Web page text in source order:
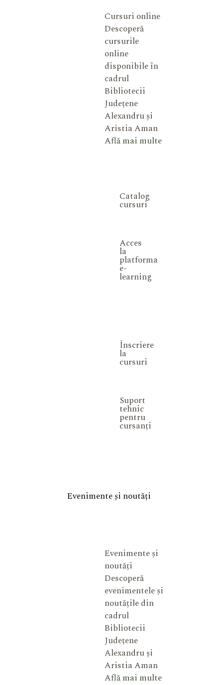
Cursuri online
Descoperă
cursurile
online
disponibile în
cadrul
Bibliotecii
Județene
Alexandru și
Aristia Aman
Află mai multe
Catalog
cursuri
Acces
la
platforma
e-
learning
Înscriere
la
cursuri
Suport
tehnic
pentru
cursanți
Evenimente și noutăți
Evenimente și
noutăți
Descoperă
evenimentele și
noutățile din
cadrul
Bibliotecii
Județene
Alexandru și
Aristia Aman
Află mai multe